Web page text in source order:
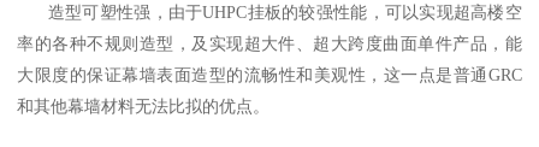
造型可塑性强，由于UHPC挂板的较强性能，可以实现超高楼空
率的各种不规则造型，及实现超大件、超大跨度曲面单件产品，能
大限度的保证幕墙表面造型的流畅性和美观性，这一点是普通GRC
和其他幕墙材料无法比拟的优点。